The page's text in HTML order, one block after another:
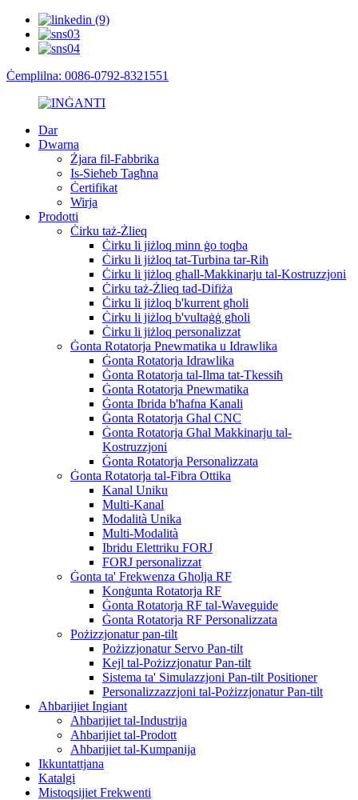
Ċemplilna: 0086-0792-8321551
Dar
Dwarna
Żjara fil-Fabbrika
Is-Sieħeb Tagħna
Ċertifikat
Wirja
Prodotti
Ċirku taż-Żlieq
Ċirku li jiżloq minn ġo toqba
Ċirku li jiżloq tat-Turbina tar-Riħ
Ċirku li jiżloq għall-Makkinarju tal-Kostruzzjoni
Ċirku taż-Żlieq tad-Difiża
Ċirku li jiżloq b'kurrent għoli
Ċirku li jiżloq b'vultaġġ għoli
Ċirku li jiżloq personalizzat
Ġonta Rotatorja Pnewmatika u Idrawlika
Ġonta Rotatorja Idrawlika
Ġonta Rotatorja tal-Ilma tat-Tkessiħ
Ġonta Rotatorja Pnewmatika
Ġonta Ibrida b'ħafna Kanali
Ġonta Rotatorja Għal CNC
Ġonta Rotatorja Għal Makkinarju tal-
Kostruzzjoni
Ġonta Rotatorja Personalizzata
Ġonta Rotatorja tal-Fibra Ottika
Kanal Uniku
Multi-Kanal
Modalità Unika
Multi-Modalità
Ibridu Elettriku FORJ
FORJ personalizzat
Ġonta ta' Frekwenza Għolja RF
Konġunta Rotatorja RF
Ġonta Rotatorja RF tal-Waveguide
Ġonta Rotatorja RF Personalizzata
Pożizzjonatur pan-tilt
Pożizzjonatur Servo Pan-tilt
Kejl tal-Pożizzjonatur Pan-tilt
Sistema ta' Simulazzjoni Pan-tilt Positioner
Personalizzazzjoni tal-Pożizzjonatur Pan-tilt
Aħbarijiet Ingiant
Aħbarijiet tal-Industrija
Aħbarijiet tal-Prodott
Aħbarijiet tal-Kumpanija
Ikkuntattjana
Katalgi
Mistoqsijiet Frekwenti